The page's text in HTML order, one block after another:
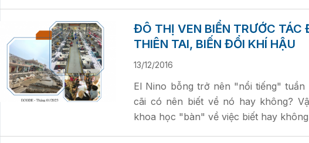
ĐÔ THỊ VEN BIỂN TRƯỚC TÁC
THIÊN TAI, BIẾN ĐỔI KHÍ HẬU
13/12/2016
El Nino bỗng trở nên "nổi tiếng"
cãi có nên biết về nó hay không?
khoa học "bàn" về việc biết hay